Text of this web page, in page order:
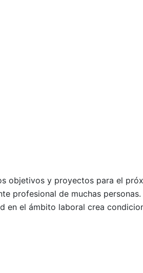
objetivos y proyectos para el
profesional de muchas personas.
en el ámbito laboral crea